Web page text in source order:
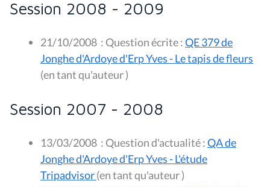
Session 2008 - 2009
21/10/2008 : Question écrite :QE 379 de
Jonghe d'Ardoye d'Erp Yves - Le tapis de fleurs
(en tant qu'auteur )
Session 2007 - 2008
13/03/2008 : Question d'actualité :QA de
Jonghe d'Ardoye d'Erp Yves - L'étude
Tripadvisor
(en tant qu'auteur )